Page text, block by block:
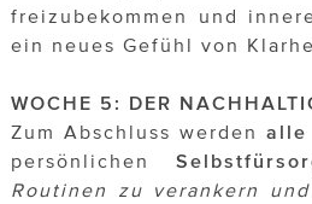
freizubekommen und
ein neues Gefühl von
WOCHE 5: DER
Zum Abschluss werden alle
persönlichen
Routinen zu verankern